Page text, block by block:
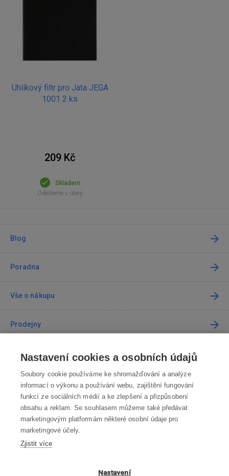
Uhlíkový filtr pro Jata JEGA
1001 2 ks
209 Kč
Skladem
Odešleme v úterý
Blog
Poradna
Vše o nákupu
Prodejny
Kontakt
Kontaktujte nás
info@robotworld.cz
220 770 770 Po-Pá 8:00—16:00
VŠECHNY KONTAKTY
Nastavení cookies a osobních údajů
Soubory cookie používáme ke shromažďování a analýze
informací o výkonu a používání webu, zajištění fungování
funkcí ze sociálních médií a ke zlepšení a přizpůsobení
obsahu a reklam. Se souhlasem můžeme také předávat
marketingovým platformám některé osobní údaje pro
marketingové účely.
Zjistit více
Nastavení